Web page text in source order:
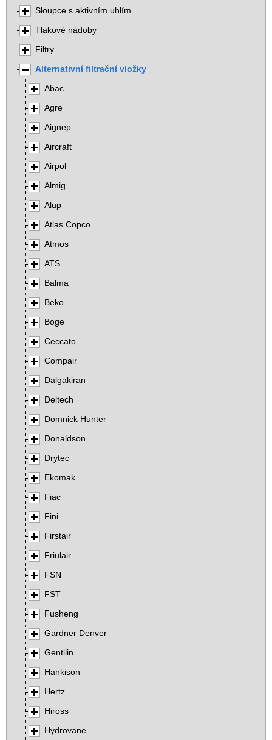
Sloupce s aktivním uhlím
Tlakové nádoby
Filtry
Alternativní filtrační vložky
Abac
Agre
Aignep
Aircraft
Airpol
Almig
Alup
Atlas Copco
Atmos
ATS
Balma
Beko
Boge
Ceccato
Compair
Dalgakiran
Deltech
Domnick Hunter
Donaldson
Drytec
Ekomak
Fiac
Fini
Firstair
Friulair
FSN
FST
Fusheng
Gardner Denver
Gentilin
Hankison
Hertz
Hiross
Hydrovane